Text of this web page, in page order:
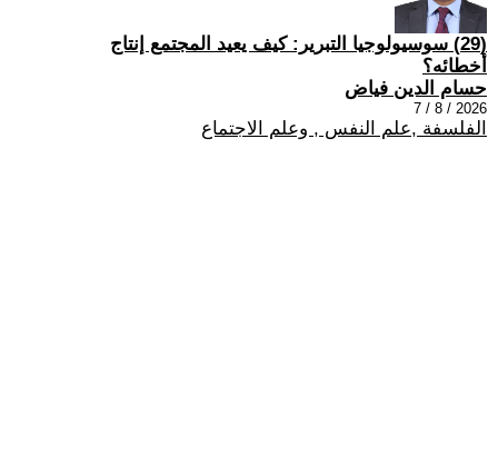
(29) سوسيولوجيا التبرير: كيف يعيد المجتمع إنتاج
أخطائه؟
حسام الدين فياض
2026 / 8 / 7
الفلسفة ,علم النفس , وعلم الاجتماع